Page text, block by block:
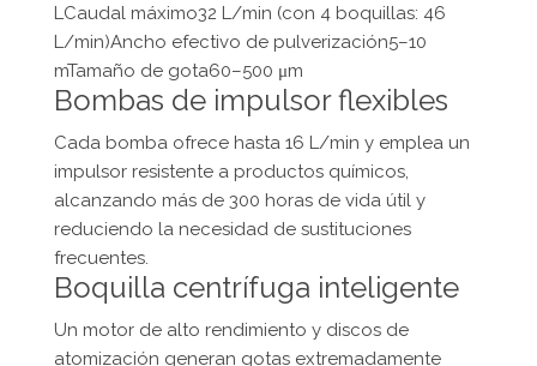
LCaudal máximo32 L/min (con 4 boquillas: 46
L/min)Ancho efectivo de pulverización5–10
mTamaño de gota60–500 μm
Bombas de impulsor flexibles
Cada bomba ofrece hasta 16 L/min y emplea un
impulsor resistente a productos químicos,
alcanzando más de 300 horas de vida útil y
reduciendo la necesidad de sustituciones
frecuentes.
Boquilla centrífuga inteligente
Un motor de alto rendimiento y discos de
atomización generan gotas extremadamente